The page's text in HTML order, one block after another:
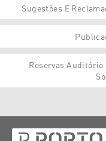
Sugestões E
Reservas Auditório